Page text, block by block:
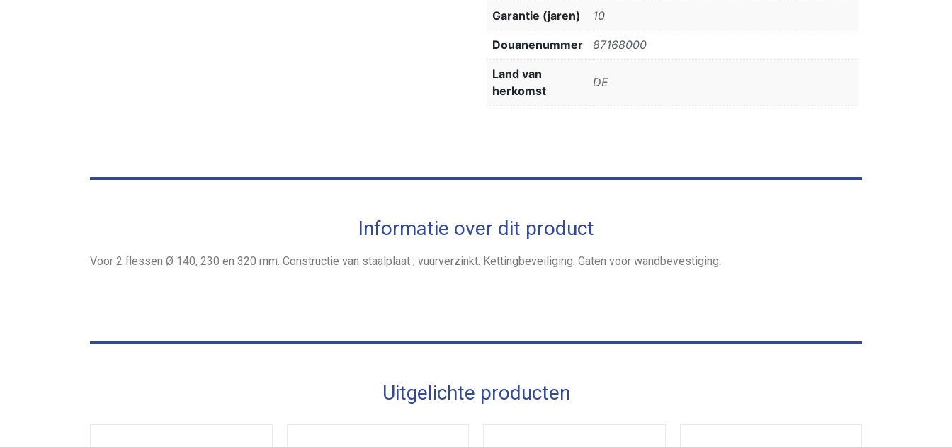
Garantie (jaren) 10
Douanenummer 87168000
Land van
herkomst
DE
Informatie over dit product
Voor 2 flessen Ø 140, 230 en 320 mm. Constructie van staalplaat , vuurverzinkt. Kettingbeveiliging. Gaten voor wandbevestiging.
Uitgelichte producten